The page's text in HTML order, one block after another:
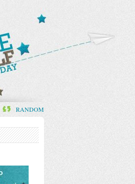
RANDOM